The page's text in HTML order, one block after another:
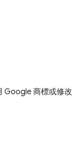
Google 商標或修改